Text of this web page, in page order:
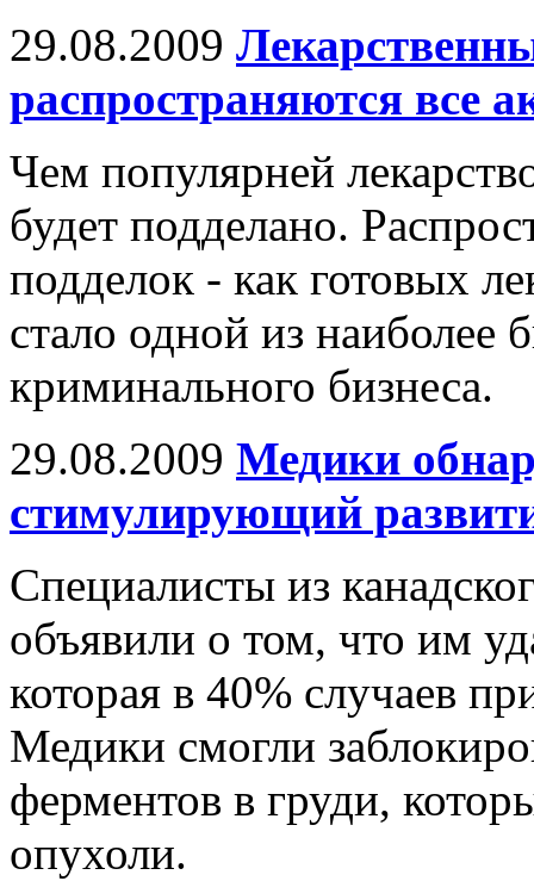
29.08.2009
распространяются все
Чем популярней
будет подделано.
подделок - как готовых
стало одной из наиболее
криминального бизнеса.
29.08.2009 Медики
стимулирующий
Специалисты из
объявили о том, что им
которая в 40% случаев
Медики смогли
ферментов в груди,
опухоли.